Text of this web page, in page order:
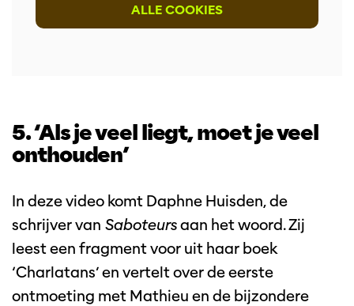
ALLE COOKIES
5. ‘Als je veel liegt, moet je veel
onthouden’
In deze video komt Daphne Huisden, de
schrijver van Saboteursaan het woord. Zij
leest een fragment voor uit haar boek
‘Charlatans’ en vertelt over de eerste
ontmoeting met Mathieu en de bijzondere